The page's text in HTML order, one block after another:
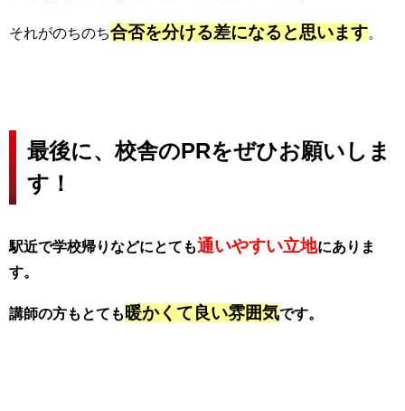
それがのちのち合否を分ける差になると思います。
最後に、校舎のPRをぜひお願いしま
す！
駅近で学校帰りなどにとても通いやすい立地にありま
す。
講師の方もとて も暖かくて良い雰囲気です。